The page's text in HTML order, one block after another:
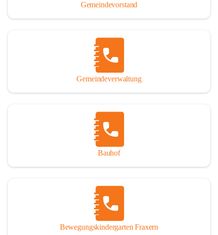
Gemeindevorstand
Gemeindeverwaltung
Bauhof
Bewegungskindergarten Fraxern